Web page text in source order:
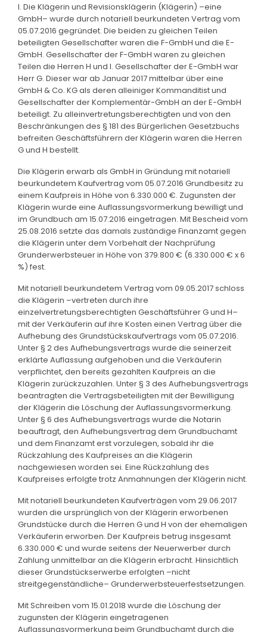
I. Die Klägerin und Revisionsklägerin (Klägerin) –eine
GmbH– wurde durch notariell beurkundeten Vertrag vom
05.07.2016 gegründet. Die beiden zu gleichen Teilen
beteiligten Gesellschafter waren die F-GmbH und die E-
GmbH. Gesellschafter der F-GmbH waren zu gleichen
Teilen die Herren H und I. Gesellschafter der E-GmbH war
Herr G. Dieser war ab Januar 2017 mittelbar über eine
GmbH & Co. KG als deren alleiniger Kommanditist und
Gesellschafter der Komplementär-GmbH an der E-GmbH
beteiligt. Zu alleinvertretungsberechtigten und von den
Beschränkungen des § 181 des Bürgerlichen Gesetzbuchs
befreiten Geschäftsführern der Klägerin waren die Herren
G und H bestellt.
Die Klägerin erwarb als GmbH in Gründung mit notariell
beurkundetem Kaufvertrag vom 05.07.2016 Grundbesitz zu
einem Kaufpreis in Höhe von 6.330.000 €. Zugunsten der
Klägerin wurde eine Auflassungsvormerkung bewilligt und
im Grundbuch am 15.07.2016 eingetragen. Mit Bescheid vom
25.08.2016 setzte das damals zuständige Finanzamt gegen
die Klägerin unter dem Vorbehalt der Nachprüfung
Grunderwerbsteuer in Höhe von 379.800 € (6.330.000 € x 6
%) fest.
Mit notariell beurkundetem Vertrag vom 09.05.2017 schloss
die Klägerin –vertreten durch ihre
einzelvertretungsberechtigten Geschäftsführer G und H–
mit der Verkäuferin auf ihre Kosten einen Vertrag über die
Aufhebung des Grundstückskaufvertrags vom 05.07.2016.
Unter § 2 des Aufhebungsvertrags wurde die seinerzeit
erklärte Auflassung aufgehoben und die Verkäuferin
verpflichtet, den bereits gezahlten Kaufpreis an die
Klägerin zurückzuzahlen. Unter § 3 des Aufhebungsvertrags
beantragten die Vertragsbeteiligten mit der Bewilligung
der Klägerin die Löschung der Auflassungsvormerkung.
Unter § 6 des Aufhebungsvertrags wurde die Notarin
beauftragt, den Aufhebungsvertrag dem Grundbuchamt
und dem Finanzamt erst vorzulegen, sobald ihr die
Rückzahlung des Kaufpreises an die Klägerin
nachgewiesen worden sei. Eine Rückzahlung des
Kaufpreises erfolgte trotz Anmahnungen der Klägerin nicht.
Mit notariell beurkundeten Kaufverträgen vom 29.06.2017
wurden die ursprünglich von der Klägerin erworbenen
Grundstücke durch die Herren G und H von der ehemaligen
Verkäuferin erworben. Der Kaufpreis betrug insgesamt
6.330.000 € und wurde seitens der Neuerwerber durch
Zahlung unmittelbar an die Klägerin erbracht. Hinsichtlich
dieser Grundstückserwerbe erfolgten –nicht
streitgegenständliche– Grunderwerbsteuerfestsetzungen.
Mit Schreiben vom 15.01.2018 wurde die Löschung der
zugunsten der Klägerin eingetragenen
Auflassungsvormerkung beim Grundbuchamt durch die